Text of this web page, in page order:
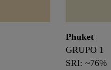
Phuket
GRUPO 1
SRI: ~76%